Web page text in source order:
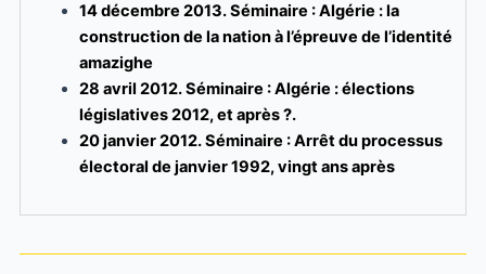
14 décembre 2013. Séminaire :Algérie : la
construction de la nation à l’épreuve de l’identité
amazighe
28 avril 2012. Séminaire : Algérie : élections
législatives 2012, et après ?.
20 janvier 2012. Séminaire : Arrêt du processus
électoral de janvier 1992, vingt ans après